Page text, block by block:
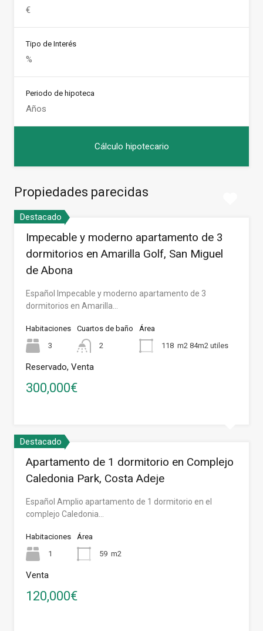
Tipo de Interés
Periodo de hipoteca
Propiedades parecidas
Destacado
Impecable y moderno apartamento de 3
dormitorios en Amarilla Golf, San Miguel
de Abona
Español Impecable y moderno apartamento de 3
dormitorios en Amarilla…
Habitaciones
3
Cuartos de baño
2
Área
118 m2 84m2 utiles
Reservado, Venta
300,000€
Destacado
Apartamento de 1 dormitorio en Complejo
Caledonia Park, Costa Adeje
Español Amplio apartamento de 1 dormitorio en el
complejo Caledonia…
Habitaciones
1
Área
59 m2
Venta
120,000€